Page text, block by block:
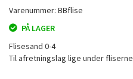
Varenummer: BBflise
PÅ LAGER
Flisesand 0-4
Til afretningslag lige under fliserne